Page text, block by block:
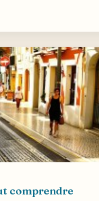
comprendre